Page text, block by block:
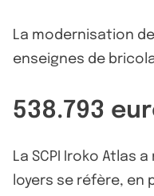
La modernisation
enseignes de
538.793
La SCPI Iroko Atlas
loyers se réfère, en